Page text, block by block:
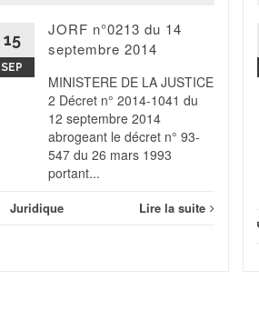
15
SEP
JORF n°0213 du 14
septembre 2014
MINISTERE DE LA JUSTICE
2 Décret n° 2014-1041 du
12 septembre 2014
abrogeant le décret n° 93-
547 du 26 mars 1993
portant...
Juridique Lire la suite